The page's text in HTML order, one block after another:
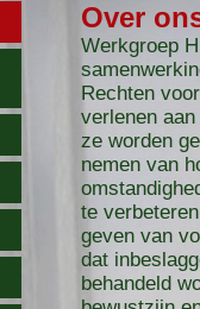
Over
Werkgroep
Rechten
verlenen
ze worden
nemen van
te
geven van
dat
behandeld